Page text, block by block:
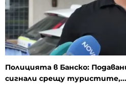
Полицията в Банско:
сигнали срещу туристите,...